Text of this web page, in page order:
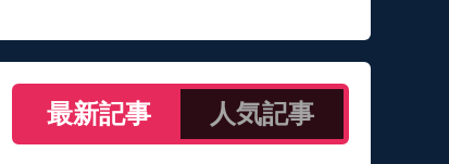
最新記事 人気記事